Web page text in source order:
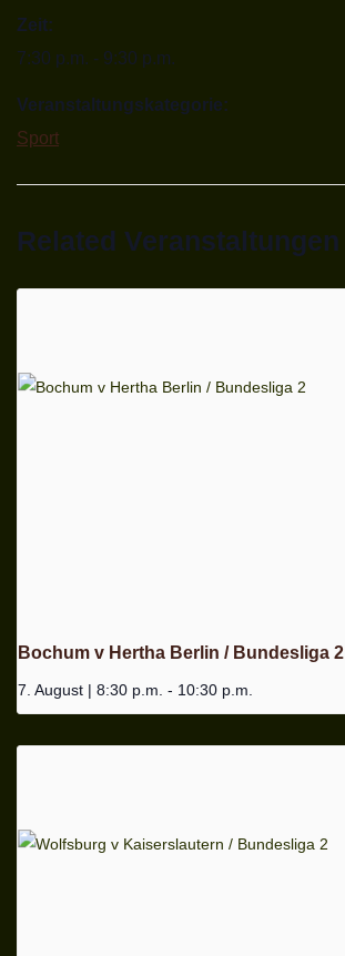
Zeit:
7:30 p.m. - 9:30 p.m.
Veranstaltungskategorie:
Sport
Related Veranstaltungen
Bochum v Hertha Berlin / Bundesliga 2
7. August | 8:30 p.m. - 10:30 p.m.